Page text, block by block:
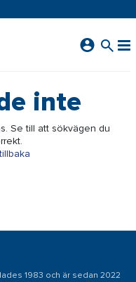
inte
Se till att sökvägen du
1983 och är sedan 2022